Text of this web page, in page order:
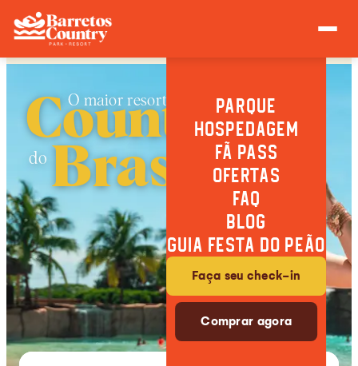
PARQUE
HOSPEDAGEM
FÃ PASS
OFERTAS
FAQ
BLOG
GUIA FESTA DO PEÃO
Faça seu check-in
Comprar agora
O maior resort
Country
do Brasil